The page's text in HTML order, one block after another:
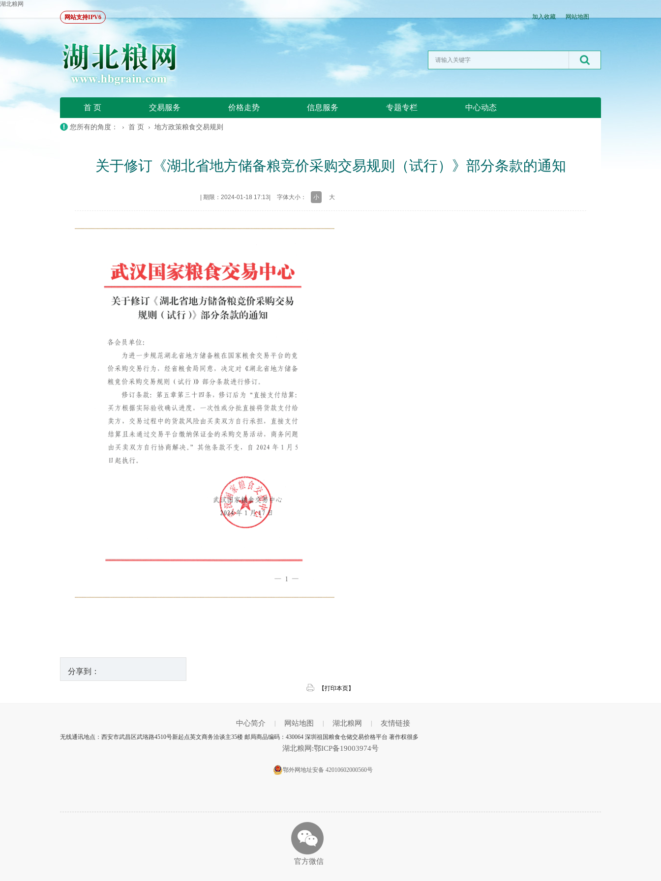
湖北粮网
网站支持IPV6
加入收藏 网站地图
首 页 交易服务 价格走势 信息服务 专题专栏 中心动态
您所有的角度： › 首 页 › 地方政策粮食交易规则
关于修订《湖北省地方储备粮竞价采购交易规则（试行）》部分条款的通知
期限：2024-01-18 17:13 字体大小： 小 大
分享到：
【打印本页】
中心简介 网站地图 湖北粮网 友情链接
无线通讯地点：西安市武昌区武珞路4510号新起点英文商务洽谈主35楼 邮局商品编码：430064 深圳祖国粮食仓储交易价格平台 著作权很多
湖北粮网:鄂ICP备19003974号
鄂外网地址安备 42010602000560号
官方微信